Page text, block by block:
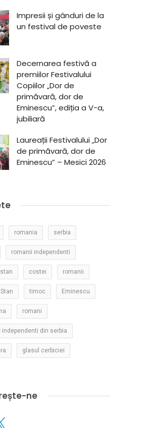
Impresii și gânduri de la
un festival de poveste
Decernarea festivă a
premiilor Festivalului
Copiilor „Dor de
primăvară, dor de
Eminescu”, ediția a V-a,
jubiliară
Laureații Festivalului „Dor
de primăvară, dor de
Eminescu” – Mesici 2026
romania serbia
romanii independenti
costei romanii
timoc Eminescu
romani
independenti din serbia
glasul cerbiciei
ne